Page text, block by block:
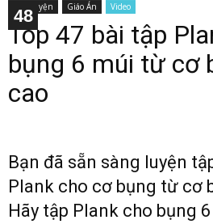
Tập Luyện Giáo Án Video
Top 47 bài tập
bụng 6 múi từ cơ
cao
Bạn đã sẵn sàng luyện
Plank cho cơ bụng từ cơ
Hãy tập Plank cho bụng
2
3
4
5
6
7
8
9
10
11
12
13
14
15
16
17
18
19
20
21
22
23
24
25
26
27
28
29
30
31
32
33
34
35
36
37
38
39
40
41
42
43
44
45
46
47
48